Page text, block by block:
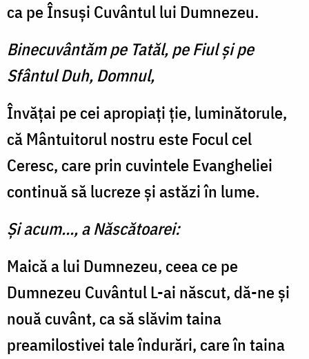
ca pe Însuși Cuvântul lui Dumnezeu.
Binecuvântăm pe Tatăl, pe Fiul și pe
Sfântul Duh, Domnul,
Învățai pe cei apropiați ție, luminătorule,
că Mântuitorul nostru este Focul cel
Ceresc, care prin cuvintele Evangheliei
continuă să lucreze și astăzi în lume.
Și acum…, a Născătoarei:
Maică a lui Dumnezeu, ceea ce pe
Dumnezeu Cuvântul L-ai născut, dă-ne și
nouă cuvânt, ca să slăvim taina
preamilostivei tale îndurări, care în taina